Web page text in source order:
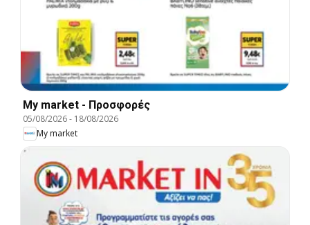
My market - Προσφορές
05/08/2026- 18/08/2026
My market